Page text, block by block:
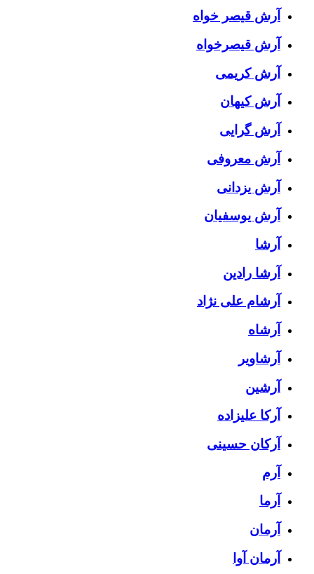
آرش قیصر خواه
آرش قیصرخواه
آرش کریمی
آرش کیهان
آرش گرایی
آرش معروفی
آرش یزدانی
آرش یوسفیان
آرشا
آرشا رادین
آرشام علی نژاد
آرشاه
آرشاویر
آرشین
آرکا علیزاده
آرکان حسینی
آرم
آرما
آرمان
آرمان آوا